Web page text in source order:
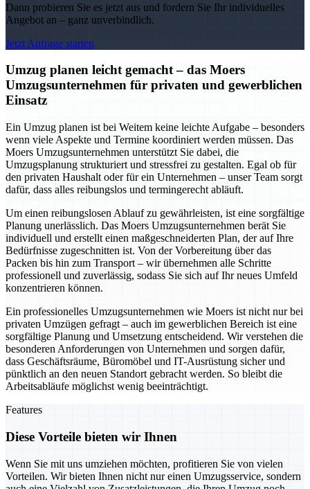
Dann probieren Sie es jetzt aus und fordern Sie Ihr individuelles
Angebot an – ganz unverbindlich.
Jetzt Anfrage starten
Umzug planen leicht gemacht – das Moers
Umzugsunternehmen für privaten und gewerblichen
Einsatz
Ein Umzug planen ist bei Weitem keine leichte Aufgabe – besonders
wenn viele Aspekte und Termine koordiniert werden müssen. Das
Moers Umzugsunternehmen unterstützt Sie dabei, die
Umzugsplanung strukturiert und stressfrei zu gestalten. Egal ob für
den privaten Haushalt oder für ein Unternehmen – unser Team sorgt
dafür, dass alles reibungslos und termingerecht abläuft.
Um einen reibungslosen Ablauf zu gewährleisten, ist eine sorgfältige
Planung unerlässlich. Das Moers Umzugsunternehmen berät Sie
individuell und erstellt einen maßgeschneiderten Plan, der auf Ihre
Bedürfnisse zugeschnitten ist. Von der Vorbereitung über das
Packen bis hin zum Transport – wir übernehmen alle Schritte
professionell und zuverlässig, sodass Sie sich auf Ihr neues Umfeld
konzentrieren können.
Ein professionelles Umzugsunternehmen wie Moers ist nicht nur bei
privaten Umzügen gefragt – auch im gewerblichen Bereich ist eine
sorgfältige Planung und Umsetzung entscheidend. Wir verstehen die
besonderen Anforderungen von Unternehmen und sorgen dafür,
dass Geschäftsräume, Büromöbel und IT-Ausrüstung sicher und
pünktlich an den neuen Standort gebracht werden. So bleibt die
Arbeitsabläufe möglichst wenig beeinträchtigt.
Features
Diese Vorteile bieten wir Ihnen
Wenn Sie mit uns umziehen möchten, profitieren Sie von vielen
Vorteilen. Wir bieten Ihnen nicht nur einen Umzugsservice, sondern